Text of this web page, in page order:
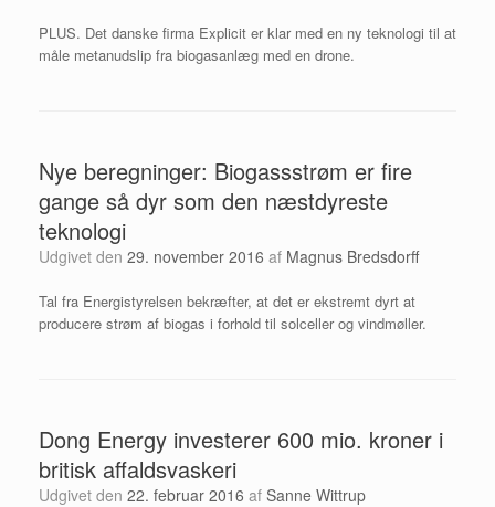
PLUS. Det danske firma Explicit er klar med en ny teknologi til at
måle metanudslip fra biogasanlæg med en drone.
Nye beregninger: Biogassstrøm er fire
gange så dyr som den næstdyreste
teknologi
Udgivet den 29. november 2016 af Magnus Bredsdorff
Tal fra Energistyrelsen bekræfter, at det er ekstremt dyrt at
producere strøm af biogas i forhold til solceller og vindmøller.
Dong Energy investerer 600 mio. kroner i
britisk affaldsvaskeri
Udgivet den 22. februar 2016 af Sanne Wittrup